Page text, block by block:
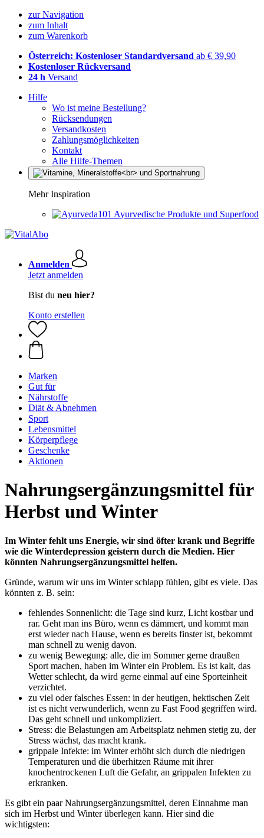
zur Navigation
zum Inhalt
zum Warenkorb
Österreich: Kostenloser Standardversand ab € 39,90
Kostenloser Rückversand
24 h Versand
Hilfe
Wo ist meine Bestellung?
Rücksendungen
Versandkosten
Zahlungsmöglichkeiten
Kontakt
Alle Hilfe-Themen
Mehr Inspiration
Ayurvedische Produkte und Superfood
Anmelden
Jetzt anmelden
Bist du neu hier?
Konto erstellen
Marken
Gut für
Nährstoffe
Diät & Abnehmen
Sport
Lebensmittel
Körperpflege
Geschenke
Aktionen
Nahrungsergänzungsmittel für
Herbst und Winter
Im Winter fehlt uns Energie, wir sind öfter krank und Begriffe
wie die Winterdepression geistern durch die Medien. Hier
könnten Nahrungsergänzungsmittel helfen.
Gründe, warum wir uns im Winter schlapp fühlen, gibt es viele. Das
könnten z. B. sein:
fehlendes Sonnenlicht: die Tage sind kurz, Licht kostbar und
rar. Geht man ins Büro, wenn es dämmert, und kommt man
erst wieder nach Hause, wenn es bereits finster ist, bekommt
man schnell zu wenig davon.
zu wenig Bewegung: alle, die im Sommer gerne draußen
Sport machen, haben im Winter ein Problem. Es ist kalt, das
Wetter schlecht, da wird gerne einmal auf eine Sporteinheit
verzichtet.
zu viel oder falsches Essen: in der heutigen, hektischen Zeit
ist es nicht verwunderlich, wenn zu Fast Food gegriffen wird.
Das geht schnell und unkompliziert.
Stress: die Belastungen am Arbeitsplatz nehmen stetig zu, der
Stress wächst, das macht krank.
grippale Infekte: im Winter erhöht sich durch die niedrigen
Temperaturen und die überhitzen Räume mit ihrer
knochentrockenen Luft die Gefahr, an grippalen Infekten zu
erkranken.
Es gibt ein paar Nahrungsergänzungsmittel, deren Einnahme man
sich im Herbst und Winter überlegen kann. Hier sind die
wichtigsten: